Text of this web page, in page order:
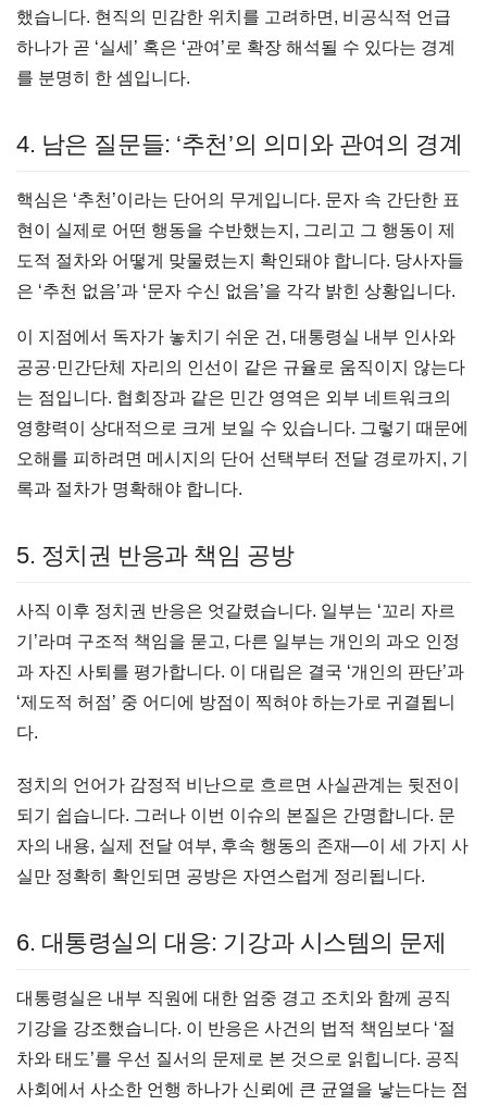
했습니다. 현직의 민감한 위치를 고려하면, 비공식적 언급
하나가 곧 ‘실세’ 혹은 ‘관여’로 확장 해석될 수 있다는 경계
를 분명히 한 셈입니다.
4. 남은 질문들: ‘추천’의 의미와 관여의 경계
핵심은 ‘추천’이라는 단어의 무게입니다. 문자 속 간단한 표
현이 실제로 어떤 행동을 수반했는지, 그리고 그 행동이 제
도적 절차와 어떻게 맞물렸는지 확인돼야 합니다. 당사자들
은 ‘추천 없음’과 ‘문자 수신 없음’을 각각 밝힌 상황입니다.
이 지점에서 독자가 놓치기 쉬운 건, 대통령실 내부 인사와
공공·민간단체 자리의 인선이 같은 규율로 움직이지 않는다
는 점입니다. 협회장과 같은 민간 영역은 외부 네트워크의
영향력이 상대적으로 크게 보일 수 있습니다. 그렇기 때문에
오해를 피하려면 메시지의 단어 선택부터 전달 경로까지, 기
록과 절차가 명확해야 합니다.
5. 정치권 반응과 책임 공방
사직 이후 정치권 반응은 엇갈렸습니다. 일부는 ‘꼬리 자르
기’라며 구조적 책임을 묻고, 다른 일부는 개인의 과오 인정
과 자진 사퇴를 평가합니다. 이 대립은 결국 ‘개인의 판단’과
‘제도적 허점’ 중 어디에 방점이 찍혀야 하는가로 귀결됩니
다.
정치의 언어가 감정적 비난으로 흐르면 사실관계는 뒷전이
되기 쉽습니다. 그러나 이번 이슈의 본질은 간명합니다. 문
자의 내용, 실제 전달 여부, 후속 행동의 존재—이 세 가지 사
실만 정확히 확인되면 공방은 자연스럽게 정리됩니다.
6. 대통령실의 대응: 기강과 시스템의 문제
대통령실은 내부 직원에 대한 엄중 경고 조치와 함께 공직
기강을 강조했습니다. 이 반응은 사건의 법적 책임보다 ‘절
차와 태도’를 우선 질서의 문제로 본 것으로 읽힙니다. 공직
사회에서 사소한 언행 하나가 신뢰에 큰 균열을 낳는다는 점